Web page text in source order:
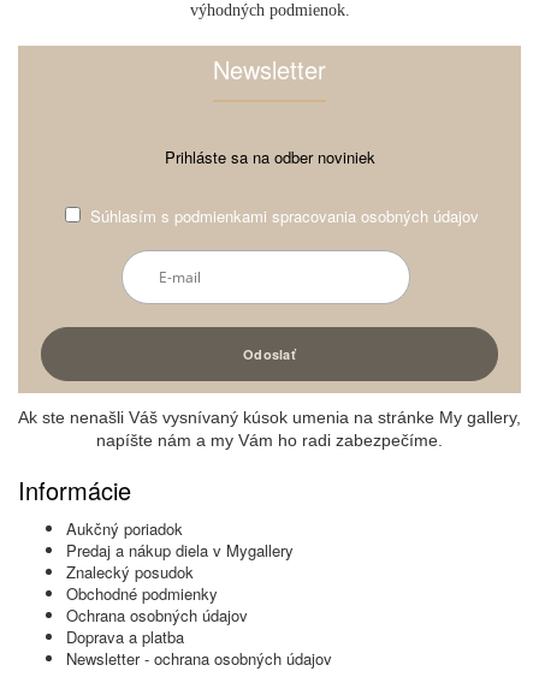
výhodných podmienok.
Newsletter
Prihláste sa na odber noviniek
Súhlasím s podmienkami spracovania osobných údajov
Ak ste nenašli Váš vysnívaný kúsok umenia na stránke My gallery,
napíšte nám a my Vám ho radi zabezpečíme.
Informácie
Aukčný poriadok
Predaj a nákup diela v Mygallery
Znalecký posudok
Obchodné podmienky
Ochrana osobných údajov
Doprava a platba
Newsletter - ochrana osobných údajov